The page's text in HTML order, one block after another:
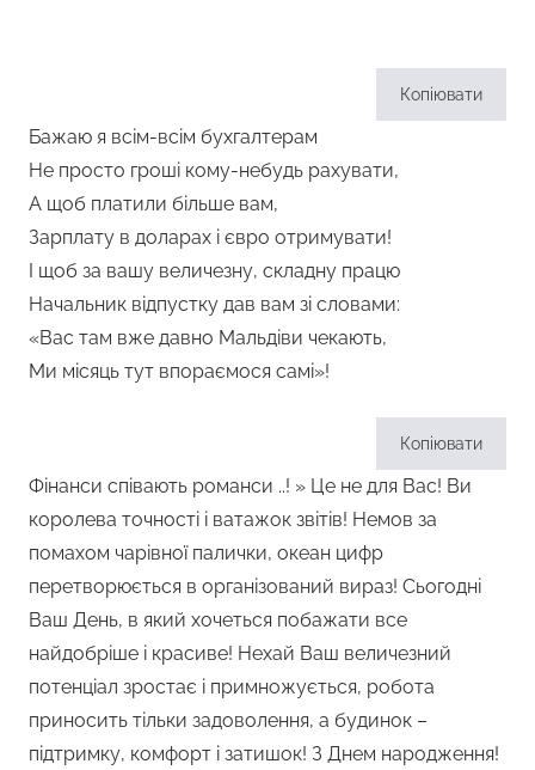
Копіювати
Бажаю я всім-всім бухгалтерам
Не просто гроші кому-небудь рахувати,
А щоб платили більше вам,
Зарплату в доларах і євро отримувати!
І щоб за вашу величезну, складну працю
Начальник відпустку дав вам зі словами:
«Вас там вже давно Мальдіви чекають,
Ми місяць тут впораємося самі»!
Копіювати
Фінанси співають романси ..! » Це не для Вас! Ви
королева точності і ватажок звітів! Немов за
помахом чарівної палички, океан цифр
перетворюється в організований вираз! Сьогодні
Ваш День, в який хочеться побажати все
найдобріше і красиве! Нехай Ваш величезний
потенціал зростає і примножується, робота
приносить тільки задоволення, а будинок –
підтримку, комфорт і затишок! З Днем народження!